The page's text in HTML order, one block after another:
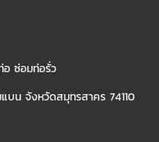
ซ่อมท่อรั่ว
บน จังหวัดสมุทรสาคร 74110